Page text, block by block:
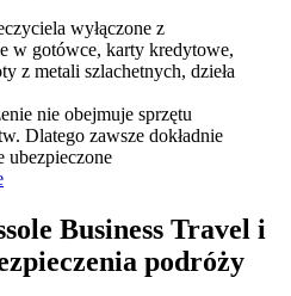
wyłączone z
w gotówce, karty kredytowe,
z metali szlachetnych, dzieła
nie obejmuje sprzętu
Dlatego zawsze dokładnie
ubezpieczone
Business Travel i
podróży